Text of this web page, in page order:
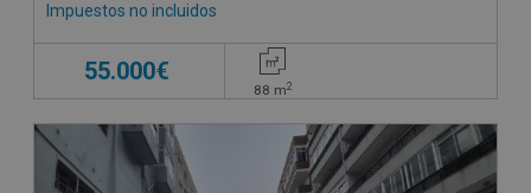
Impuestos no incluidos
55.000€
88 m2